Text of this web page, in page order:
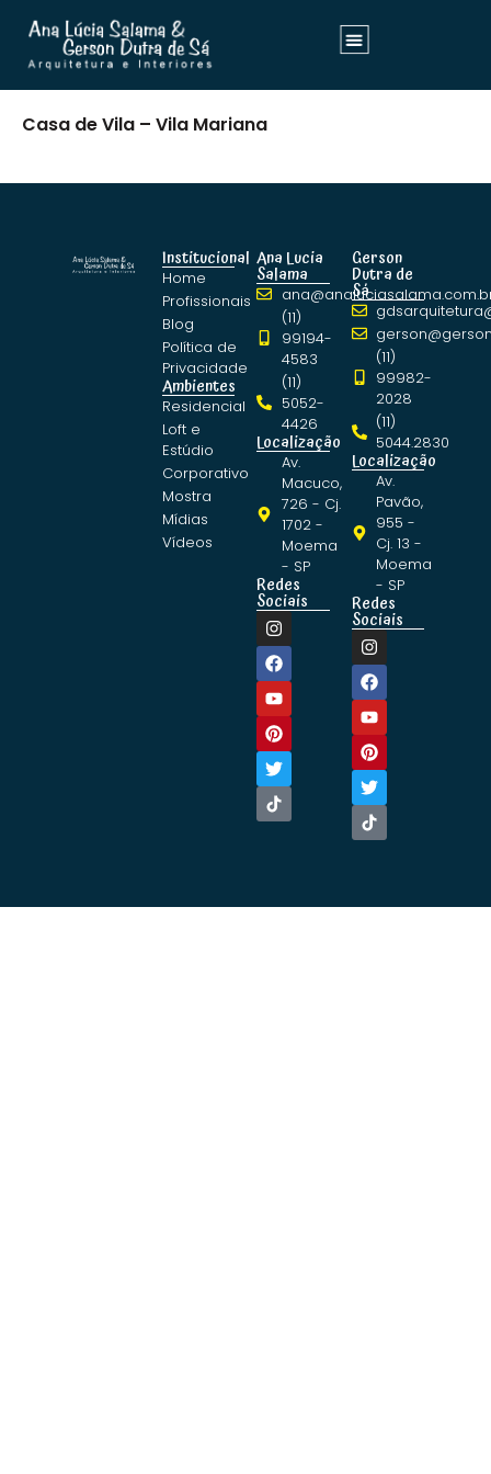
Casa de Vila – Vila Mariana
Institucional
Home
Profissionais
Blog
Política de
Privacidade
Ambientes
Residencial
Loft e
Estúdio
Corporativo
Mostra
Mídias
Vídeos
Ana Lucia
Salama
(11)
99194-
4583
(11)
5052-
4426
Localização
Av.
Macuco,
726 - Cj.
1702 -
Moema
- SP
Redes
Sociais
Gerson
Dutra de
Sá
(11)
99982-
2028
(11)
5044.2830
Localização
Av.
Pavão,
955 -
Cj. 13 -
Moema
- SP
Redes
Sociais